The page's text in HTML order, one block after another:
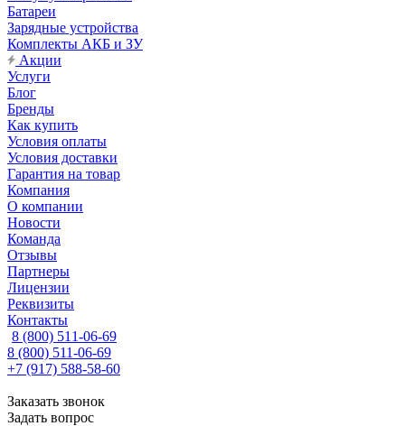
Батареи
Зарядные устройства
Комплекты АКБ и ЗУ
Акции
Услуги
Блог
Бренды
Как купить
Условия оплаты
Условия доставки
Гарантия на товар
Компания
О компании
Новости
Команда
Отзывы
Партнеры
Лицензии
Реквизиты
Контакты
8 (800) 511-06-69
8 (800) 511-06-69
+7 (917) 588-58-60
Заказать звонок
Задать вопрос